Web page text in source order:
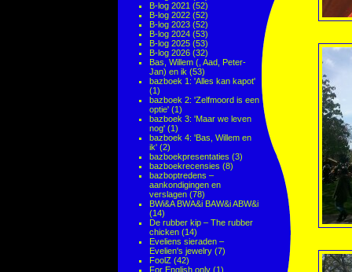
B-log 2021 (52)
B-log 2022 (52)
B-log 2023 (52)
B-log 2024 (53)
B-log 2025 (53)
B-log 2026 (32)
Bas, Willem (, Aad, Peter-
Jan) en ik (53)
bazboek 1: 'Alles kan kapot'
(1)
bazboek 2: 'Zelfmoord is een
optie' (1)
bazboek 3: 'Maar we leven
nog' (1)
bazboek 4: 'Bas, Willem en
ik' (2)
bazboekpresentaties (3)
bazboekrecensies (8)
bazboptredens –
aankondigingen en
verslagen (78)
BWi&A BWA&i BAW&i ABW&i
(14)
De rubber kip – The rubber
chicken (14)
Eveliens sieraden –
Evelien's jewelry (7)
FoolZ (42)
For English only (1)